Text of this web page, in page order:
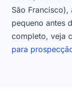
São
pequeno antes
completo, veja
para